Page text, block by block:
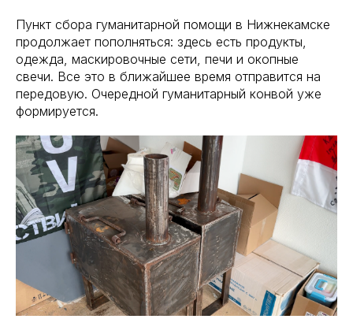
Пункт сбора гуманитарной помощи в Нижнекамске
продолжает пополняться: здесь есть продукты,
одежда, маскировочные сети, печи и окопные
свечи. Все это в ближайшее время отправится на
передовую. Очередной гуманитарный конвой уже
формируется.